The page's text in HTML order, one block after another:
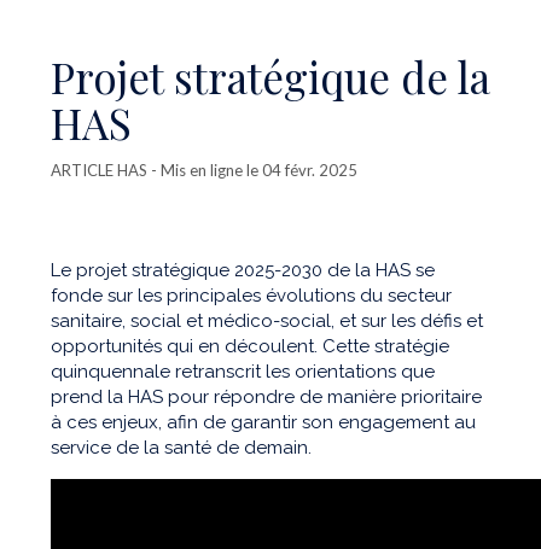
Projet stratégique de la
HAS
ARTICLE HAS - Mis en ligne le 04 févr. 2025
Le projet stratégique 2025-2030 de la HAS se
fonde sur les principales évolutions du secteur
sanitaire, social et médico-social, et sur les défis et
opportunités qui en découlent. Cette stratégie
quinquennale retranscrit les orientations que
prend la HAS pour répondre de manière prioritaire
à ces enjeux, afin de garantir son engagement au
service de la santé de demain.